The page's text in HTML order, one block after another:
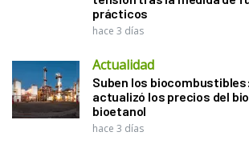
prácticos
hace 3 días
Actualidad
Suben los
actualizó los precios del
bioetanol
hace 3 días